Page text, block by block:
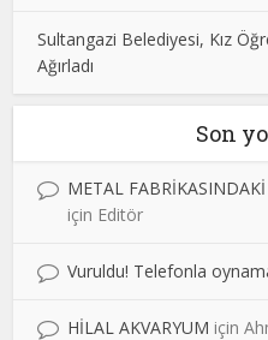
Sultangazi Belediyesi, Kız
Ağırladı
Son
METAL
için Editör
Vuruldu! Telefonla
HİLAL AKVARYUM için